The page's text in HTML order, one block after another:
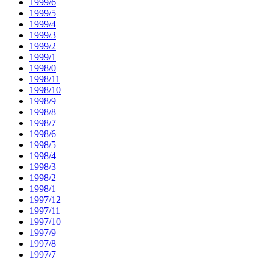
1999/5
1999/4
1999/3
1999/2
1999/1
1998/0
1998/11
1998/10
1998/9
1998/8
1998/7
1998/6
1998/5
1998/4
1998/3
1998/2
1998/1
1997/12
1997/11
1997/10
1997/9
1997/8
1997/7